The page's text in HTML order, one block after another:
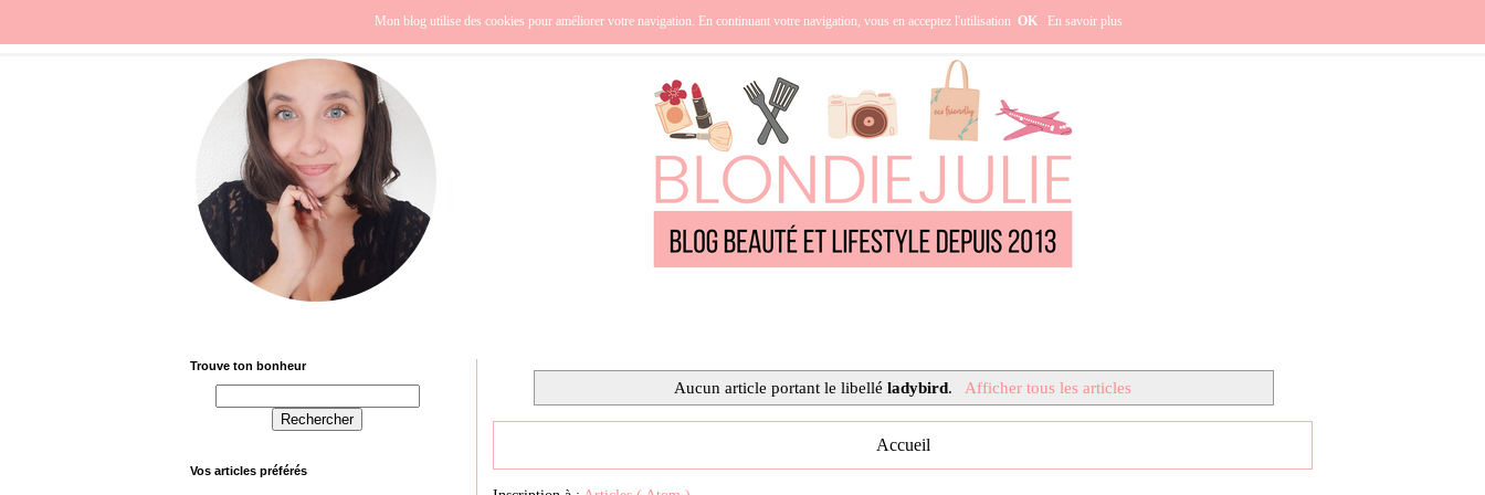
Europe France Océanie Lifestyle Cuisine Culture Qui suis-je ?
Aucun article portant le libelléladybird. Afficher tous les articles
Accueil
Trouve ton bonheur
Vos articles préférés
Mon blog utilise des cookies pour améliorer votre navigation. En continuant votre navigation, vous en acceptez l'utilisation OK En savoir plus